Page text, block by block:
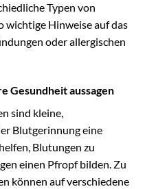
Typen von
wichtige Hinweise auf das
oder allergischen
Gesundheit aussagen
sind kleine,
Blutgerinnung eine
Blutungen zu
einen Pfropf bilden. Zu
können auf verschiedene